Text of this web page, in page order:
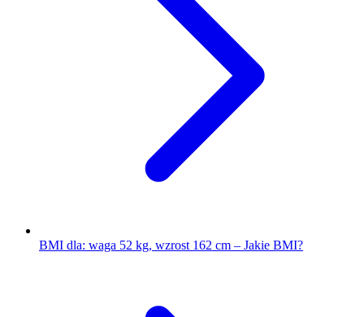
BMI dla: waga 52 kg, wzrost 162 cm – Jakie BMI?